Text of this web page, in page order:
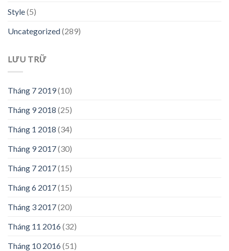
Style(5)
Uncategorized(289)
LƯU TRỮ
Tháng 7 2019(10)
Tháng 9 2018 (25)
Tháng 1 2018 (34)
Tháng 9 2017(30)
Tháng 7 2017(15)
Tháng 6 2017(15)
Tháng 3 2017(20)
Tháng 11 2016(32)
Tháng 10 2016(51)